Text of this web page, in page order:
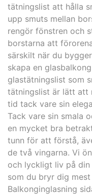
tätningslist att hålla
upp smuts mellan
rengör fönstren och
borstarna att
särskilt när du
skapa en
glastätningslist som
tätningslist är lätt att
tid tack vare sin
Tack vare sin smala
en mycket bra
tunn för att förstå,
de två vingarna. Vi
och lyckligt liv på
som du bryr dig
Balkonginglasning